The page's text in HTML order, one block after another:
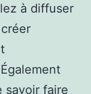
à diffuser
savoir faire